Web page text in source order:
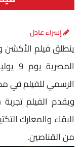
إسراء عادل
الرسمي للفيلم في
ويقدم الفيلم تجربة
البقاء والمعارك
من القناصين.